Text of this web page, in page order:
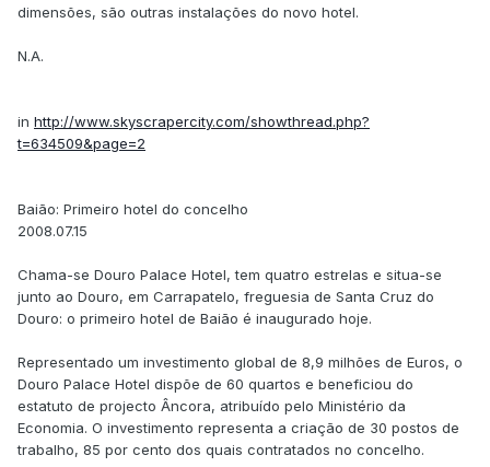
dimensões, são outras instalações do novo hotel.
N.A.
in http://www.skyscrapercity.com/showthread.php?
t=634509&page=2
Baião: Primeiro hotel do concelho
2008.07.15
Chama-se Douro Palace Hotel, tem quatro estrelas e situa-se
junto ao Douro, em Carrapatelo, freguesia de Santa Cruz do
Douro: o primeiro hotel de Baião é inaugurado hoje.
Representado um investimento global de 8,9 milhões de Euros, o
Douro Palace Hotel dispõe de 60 quartos e beneficiou do
estatuto de projecto Âncora, atribuído pelo Ministério da
Economia. O investimento representa a criação de 30 postos de
trabalho, 85 por cento dos quais contratados no concelho.